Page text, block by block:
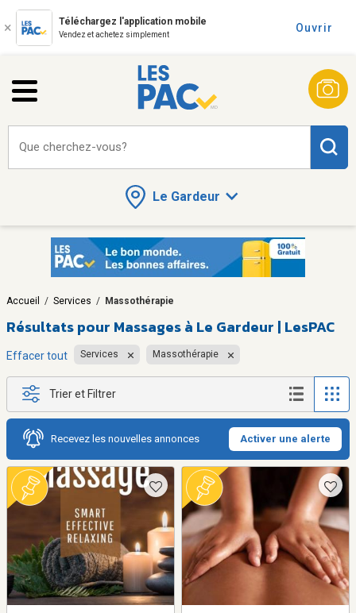
Téléchargez l'application mobile
Vendez et achetez simplement
Ouvrir
Le Gardeur
Que cherchez-vous?
Accueil / Services / Massothérapie
Résultats pour Massages à Le Gardeur | LesPAC
Effacer tout Services Massothérapie
Trier et Filtrer
Recevez les nouvelles annonces Activer une alerte